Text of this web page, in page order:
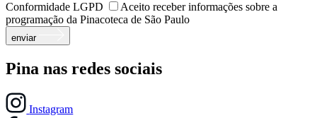
Conformidade LGPD
Aceito receber informações sobre a
programação da Pinacoteca de São Paulo
enviar
Pina nas redes sociais
Instagram